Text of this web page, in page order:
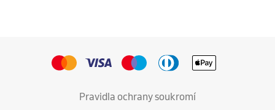
Pravidla ochrany soukromí